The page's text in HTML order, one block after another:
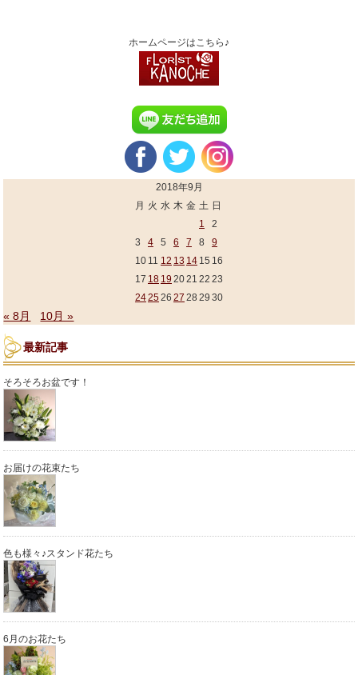
ホームページはこちら♪
2018年9月
月 火 水 木 金 土 日
1
2
3
4 5 6 7 8
9
10 11 12 13 14 15 16
17 18 19 2021 22 23
242526 27 28 29 30
« 8月 10月 »
最新記事
そろそろお盆です！
お届けの花束たち
色も様々♪スタンド花たち
6月のお花たち